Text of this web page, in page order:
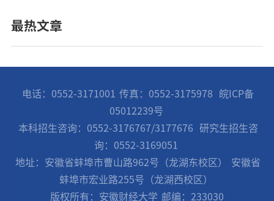
最热文章
电话：0552-3171001 传真：0552-3175978
皖ICP备
05012239号
本科招生咨询：0552-3176767/3177676
研究生招生咨
询：0552-3169051
地址：安徽省蚌埠市曹山路962号（龙湖东校区）
安徽省
蚌埠市宏业路255号（龙湖西校区）
版权所有：安徽财经大学 邮编：233030